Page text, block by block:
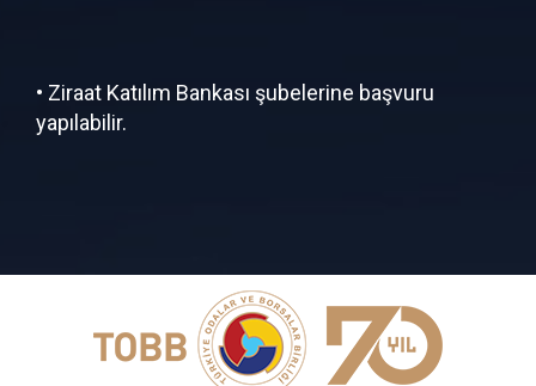
• Ziraat Katılım Bankası şubelerine başvuru
yapılabilir.